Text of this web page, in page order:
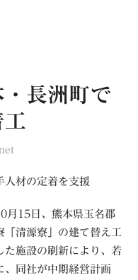
長洲町で
人材の定着を支援
月15日、熊本県玉名郡
「清源寮」の建て替え工
た施設の刷新により、若
、同社が中期経営計画